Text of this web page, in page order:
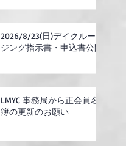
2026/8/23(日)デイクルー
ジング指示書・申込書公開
LMYC 事務局から正会員名
簿の更新のお願い